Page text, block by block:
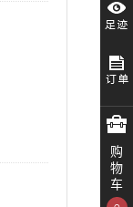
购
物
车